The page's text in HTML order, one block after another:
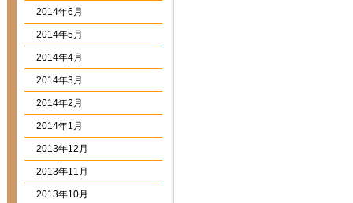
2014年6月
2014年5月
2014年4月
2014年3月
2014年2月
2014年1月
2013年12月
2013年11月
2013年10月